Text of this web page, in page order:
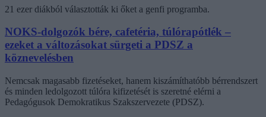
21 ezer diákból választották ki őket a genfi programba.
NOKS-dolgozók bére, cafetéria, túlórapótlék –
ezeket a változásokat sürgeti a PDSZ a
köznevelésben
Nemcsak magasabb fizetéseket, hanem kiszámíthatóbb bérrendszert
és minden ledolgozott túlóra kifizetését is szeretné elérni a
Pedagógusok Demokratikus Szakszervezete (PDSZ).